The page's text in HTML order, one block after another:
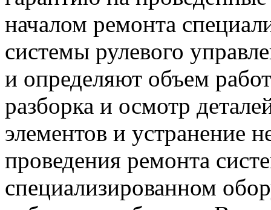
началом ремонта
системы рулевого
и определяют объем
разборка и осмотр
элементов и устранение
проведения ремонта
специализированном